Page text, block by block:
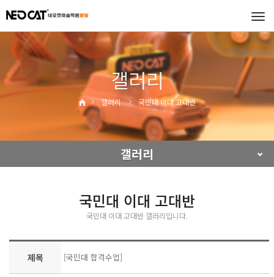
갤러리
갤러리 국민대 이대 고대반
갤러리
국민대 이대 고대반
국민대 이대 고대반 갤러리입니다.
제목 [국민대 합격수업]